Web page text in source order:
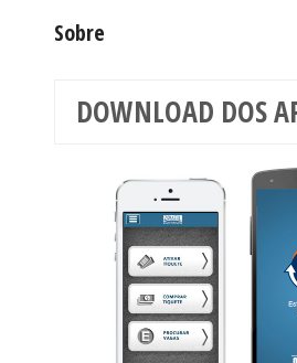
Sobre
DOWNLOAD DOS